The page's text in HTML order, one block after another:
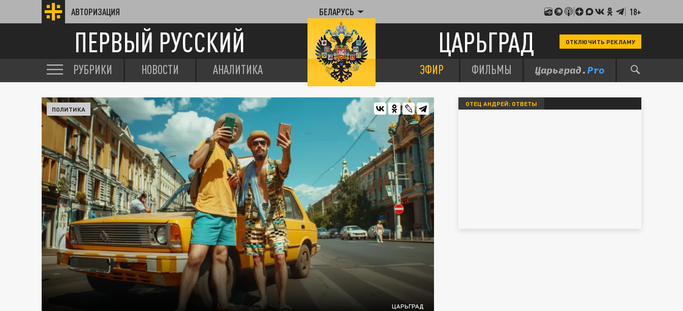
АВТОРИЗАЦИЯ БЕЛАРУСЬ 18+
ПЕРВЫЙ РУССКИЙ ЦАРЬГРАД ОТКЛЮЧИТЬ РЕКЛАМУ
РУБРИКИ НОВОСТИ АНАЛИТИКА ЭФИР ФИЛЬМЫ
ЦАРЬГРАД
ПОЛИТИКА
ОТЕЦ АНДРЕЙ: ОТВЕТЫ